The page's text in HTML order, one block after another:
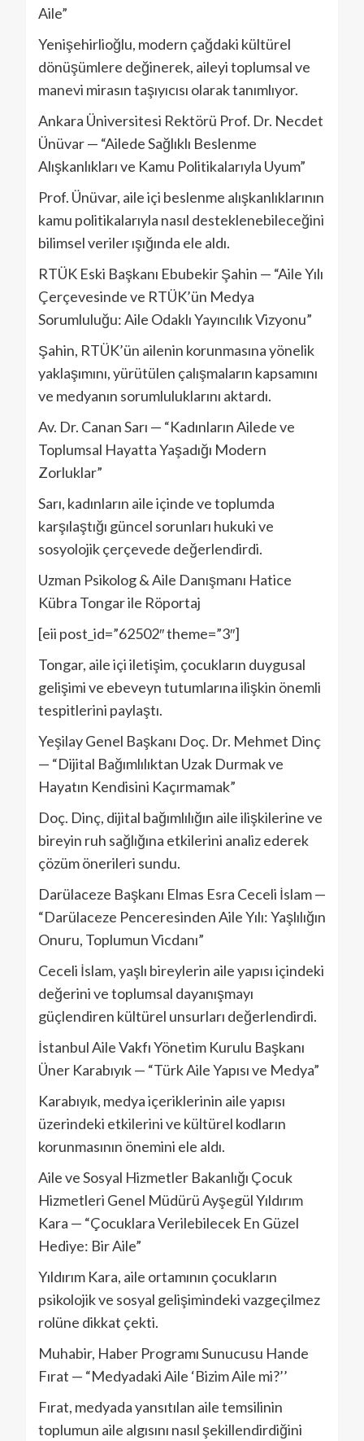
Aile”
Yenişehirlioğlu, modern çağdaki kültürel
dönüşümlere değinerek, aileyi toplumsal ve
manevi mirasın taşıyıcısı olarak tanımlıyor.
Ankara Üniversitesi Rektörü Prof. Dr. Necdet
Ünüvar — “Ailede Sağlıklı Beslenme
Alışkanlıkları ve Kamu Politikalarıyla Uyum”
Prof. Ünüvar, aile içi beslenme alışkanlıklarının
kamu politikalarıyla nasıl desteklenebileceğini
bilimsel veriler ışığında ele aldı.
RTÜK Eski Başkanı Ebubekir Şahin — “Aile Yılı
Çerçevesinde ve RTÜK’ün Medya
Sorumluluğu: Aile Odaklı Yayıncılık Vizyonu”
Şahin, RTÜK’ün ailenin korunmasına yönelik
yaklaşımını, yürütülen çalışmaların kapsamını
ve medyanın sorumluluklarını aktardı.
Av. Dr. Canan Sarı — “Kadınların Ailede ve
Toplumsal Hayatta Yaşadığı Modern
Zorluklar”
Sarı, kadınların aile içinde ve toplumda
karşılaştığı güncel sorunları hukuki ve
sosyolojik çerçevede değerlendirdi.
Uzman Psikolog & Aile Danışmanı Hatice
Kübra Tongar ile Röportaj
[eii post_id=”62502″ theme=”3″]
Tongar, aile içi iletişim, çocukların duygusal
gelişimi ve ebeveyn tutumlarına ilişkin önemli
tespitlerini paylaştı.
Yeşilay Genel Başkanı Doç. Dr. Mehmet Dinç
— “Dijital Bağımlılıktan Uzak Durmak ve
Hayatın Kendisini Kaçırmamak”
Doç. Dinç, dijital bağımlılığın aile ilişkilerine ve
bireyin ruh sağlığına etkilerini analiz ederek
çözüm önerileri sundu.
Darülaceze Başkanı Elmas Esra Ceceli İslam —
“Darülaceze Penceresinden Aile Yılı: Yaşlılığın
Onuru, Toplumun Vicdanı”
Ceceli İslam, yaşlı bireylerin aile yapısı içindeki
değerini ve toplumsal dayanışmayı
güçlendiren kültürel unsurları değerlendirdi.
İstanbul Aile Vakfı Yönetim Kurulu Başkanı
Üner Karabıyık — “Türk Aile Yapısı ve Medya”
Karabıyık, medya içeriklerinin aile yapısı
üzerindeki etkilerini ve kültürel kodların
korunmasının önemini ele aldı.
Aile ve Sosyal Hizmetler Bakanlığı Çocuk
Hizmetleri Genel Müdürü Ayşegül Yıldırım
Kara — “Çocuklara Verilebilecek En Güzel
Hediye: Bir Aile”
Yıldırım Kara, aile ortamının çocukların
psikolojik ve sosyal gelişimindeki vazgeçilmez
rolüne dikkat çekti.
Muhabir, Haber Programı Sunucusu Hande
Fırat — “Medyadaki Aile ‘Bizim Aile mi?’’
Fırat, medyada yansıtılan aile temsilinin
toplumun aile algısını nasıl şekillendirdiğini